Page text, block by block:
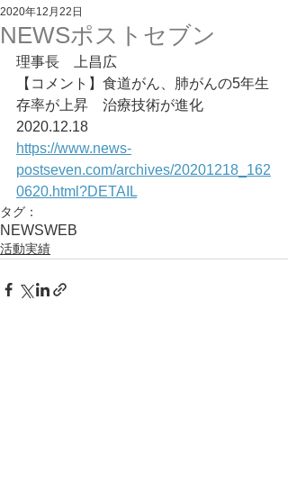
NEWSポストセブン
2020年12月22日
理事長　上昌広
【コメント】食道がん、肺がんの5年生
存率が上昇　治療技術が進化
2020.12.18
https://www.news-
postseven.com/archives/20201218_162
0620.html?DETAIL
タグ：
NEWSWEB
活動実績